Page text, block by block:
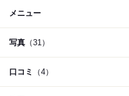
メニュー
写真 （31）
口コミ （4）